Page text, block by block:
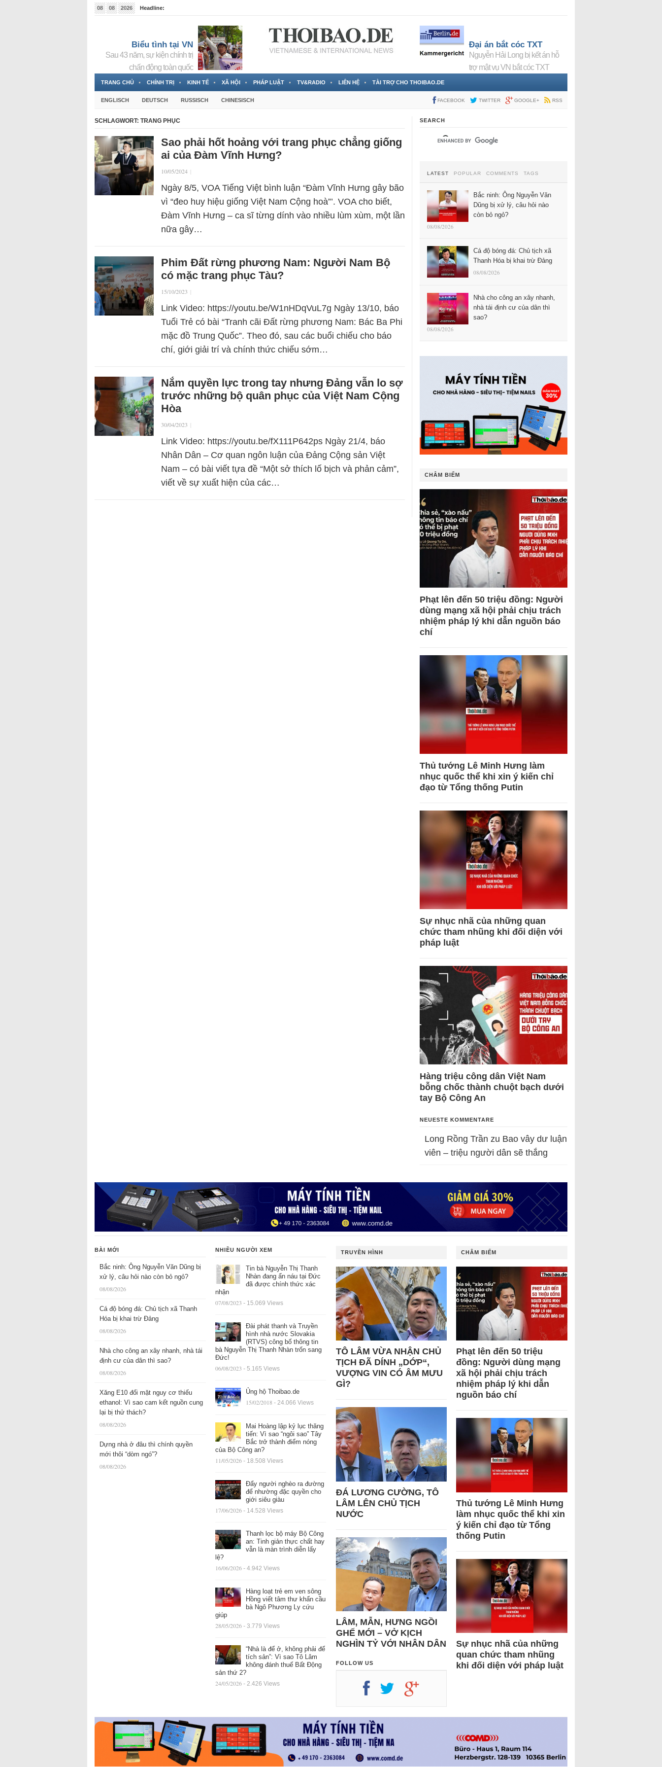
08 08 2026
Headline:
Biểu tình tại VN
Sau 43 năm, sự kiện chính trị
chấn động toàn quốc
Đại án bắt cóc TXT
Nguyễn Hải Long bị kết án hỗ
trợ mật vụ VN bắt cóc TXT
TRANG CHỦ CHÍNH TRỊ KINH TẾ XÃ HỘI PHÁP LUẬT TV&RADIO LIÊN HỆ TÀI TRỢ CHO THOIBAO.DE
ENGLISCH DEUTSCH RUSSISCH CHINESISCH FACEBOOK TWITTER GOOGLE+ RSS
SCHLAGWORT: TRANG PHỤC
Sao phải hốt hoảng với trang phục chẳng giống
ai của Đàm Vĩnh Hưng?
10/05/2024 |
Ngày 8/5, VOA Tiếng Việt bình luận “Đàm Vĩnh Hưng gây bão
vì “đeo huy hiệu giống Việt Nam Cộng hoà”’. VOA cho biết,
Đàm Vĩnh Hưng – ca sĩ từng dính vào nhiều lùm xùm, một lần
nữa gây…
Phim Đất rừng phương Nam: Người Nam Bộ
có mặc trang phục Tàu?
15/10/2023 |
Link Video: https://youtu.be/W1nHDqVuL7g Ngày 13/10, báo
Tuổi Trẻ có bài “Tranh cãi Đất rừng phương Nam: Bác Ba Phi
mặc đồ Trung Quốc”. Theo đó, sau các buổi chiếu cho báo
chí, giới giải trí và chính thức chiếu sớm…
Nắm quyền lực trong tay nhưng Đảng vẫn lo sợ
trước những bộ quân phục của Việt Nam Cộng
Hòa
30/04/2023 |
Link Video: https://youtu.be/fX111P642ps Ngày 21/4, báo
Nhân Dân – Cơ quan ngôn luận của Đảng Cộng sản Việt
Nam – có bài viết tựa đề “Một sở thích lố bịch và phản cảm”,
viết về sự xuất hiện của các…
SEARCH
LATEST POPULAR COMMENTS TAGS
Bắc ninh: Ông Nguyễn Văn
Dũng bị xử lý, câu hỏi nào
còn bỏ ngỏ?
08/08/2026
Cá độ bóng đá: Chủ tịch xã
Thanh Hóa bị khai trừ Đảng
08/08/2026
Nhà cho công an xây nhanh,
nhà tái định cư của dân thì
sao?
08/08/2026
CHÂM BIẾM
Phạt lên đến 50 triệu đồng: Người
dùng mạng xã hội phải chịu trách
nhiệm pháp lý khi dẫn nguồn báo
chí
Thủ tướng Lê Minh Hưng làm
nhục quốc thể khi xin ý kiến chỉ
đạo từ Tổng thống Putin
Sự nhục nhã của những quan
chức tham nhũng khi đối diện với
pháp luật
Hàng triệu công dân Việt Nam
bỗng chốc thành chuột bạch dưới
tay Bộ Công An
NEUESTE KOMMENTARE
Long Rồng Trần zu Bao vây dư luận
viên – triệu người dân sẽ thắng
BÀI MỚI
Bắc ninh: Ông Nguyễn Văn Dũng bị
xử lý, câu hỏi nào còn bỏ ngỏ?
08/08/2026
Cá độ bóng đá: Chủ tịch xã Thanh
Hóa bị khai trừ Đảng
08/08/2026
Nhà cho công an xây nhanh, nhà tái
định cư của dân thì sao?
08/08/2026
Xăng E10 đối mặt nguy cơ thiếu
ethanol: Vì sao cam kết nguồn cung
lại bị thử thách?
08/08/2026
Dựng nhà ở đâu thì chính quyền
mới thôi “dòm ngó”?
08/08/2026
NHIỀU NGƯỜI XEM
Tin bà Nguyễn Thị Thanh
Nhàn đang ẩn náu tại Đức
đã được chính thức xác
nhận
07/08/2023 - 15.069 Views
Đài phát thanh và Truyền
hình nhà nước Slovakia
(RTVS) công bố thông tin
bà Nguyễn Thị Thanh Nhàn trốn sang
Đức!
06/08/2023 - 5.165 Views
Ủng hộ Thoibao.de
15/02/2018 - 24.066 Views
Mai Hoàng lập kỷ lục thăng
tiến: Vì sao “ngôi sao” Tây
Bắc trở thành điểm nóng
của Bộ Công an?
11/05/2026 - 18.508 Views
Đẩy người nghèo ra đường
để nhường đặc quyền cho
giới siêu giàu
17/06/2026 - 14.528 Views
Thanh lọc bộ máy Bộ Công
an: Tinh giản thực chất hay
vẫn là màn trình diễn lấy
lệ?
16/06/2026 - 4.942 Views
Hàng loạt trẻ em ven sông
Hồng viết tâm thư khẩn cầu
bà Ngô Phương Ly cứu
giúp
28/05/2026 - 3.779 Views
“Nhà là để ở, không phải để
tích sản”: Vì sao Tô Lâm
không đánh thuế Bất Động
sản thứ 2?
24/05/2026 - 2.426 Views
TRUYỀN HÌNH
TÔ LÂM VỪA NHẬN CHỦ
TỊCH ĐÃ DÍNH „DỚP“,
VƯỢNG VIN CÓ ÂM MƯU
GÌ?
ĐÁ LƯƠNG CƯỜNG, TÔ
LÂM LÊN CHỦ TỊCH
NƯỚC
LÂM, MẪN, HƯNG NGỒI
GHẾ MỚI – VỞ KỊCH
NGHÌN TỶ VỚI NHÂN DÂN
FOLLOW US
CHÂM BIẾM
Phạt lên đến 50 triệu
đồng: Người dùng mạng
xã hội phải chịu trách
nhiệm pháp lý khi dẫn
nguồn báo chí
Thủ tướng Lê Minh Hưng
làm nhục quốc thể khi xin
ý kiến chỉ đạo từ Tổng
thống Putin
Sự nhục nhã của những
quan chức tham nhũng
khi đối diện với pháp luật